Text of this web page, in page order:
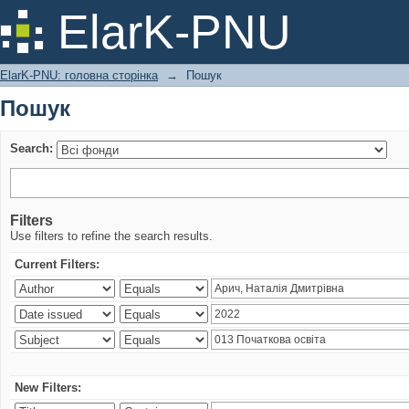
ElarK-PNU
Пошук
ElarK-PNU: головна сторінка → Пошук
Пошук
Search:
Filters
Use filters to refine the search results.
Current Filters:
New Filters: